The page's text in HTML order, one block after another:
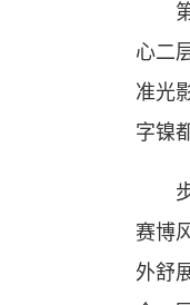
第
心二
准光
字镍
步
赛博
外舒